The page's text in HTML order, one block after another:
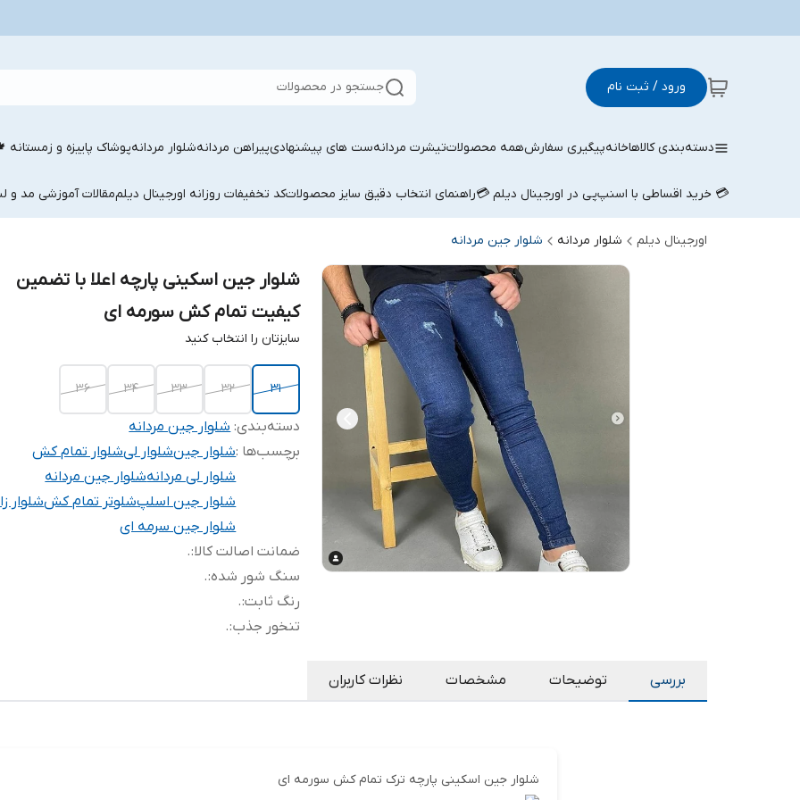
ورود / ثبت نام جستجو در محصولات
دسته‌بندی کالاهاخانهپیگیری سفارشهمه محصولاتتیشرت مردانهست های پیشنهادیپیراهن مردانهشلوار مردانهپوشاک پاییزه و زمستانه
💳 خرید اقساطی با اسنپ‌پی در اورجینال دیلم 💳راهنمای انتخاب دقیق سایز محصولاتکد تخفیفات روزانه اورجینال دیلممقالات آموزشی مد و
اورجینال دیلم شلوار مردانه شلوار جین مردانه
شلوار جین اسکینی پارچه اعلا با تضمین
کیفیت تمام کش سورمه ای
سایزتان را انتخاب کنید
۳۱ ۳۲ ۳۳ ۳۴ ۳۶
دسته‌بندی:شلوار جین مردانه
برچسب‌ها :شلوار جینشلوار لیشلوار تمام کش
شلوار لی مردانهشلوار جین مردانه
شلوار جین اسلپشلوتر تمام کششلوار
شلوار جین سرمه ای
ضمانت اصالت کالا:
.
سنگ شور شده:
.
رنگ ثابت:
.
تنخور جذب:
.
بررسی توضیحات مشخصات نظرات کاربران
شلوار جین اسکینی پارچه ترک تمام کش سورمه ای